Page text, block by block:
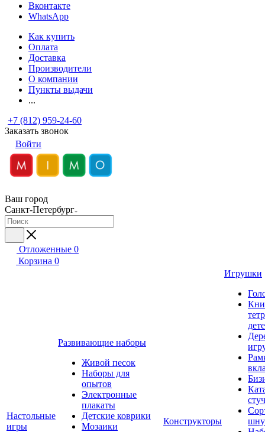
Вконтакте
WhatsApp
Как купить
Оплата
Доставка
Производители
О компании
Пункты выдачи
...
+7 (812) 959-24-60
Заказать звонок
Войти
Ваш город
Санкт-Петербург
Отложенные 0
Корзина 0
Настольные
игры
Развивающие наборы
Живой песок
Наборы для
опытов
Электронные
плакаты
Детские коврики
Мозаики
Конструкторы
Игрушки